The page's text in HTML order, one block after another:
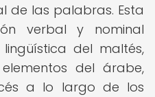
de las palabras. Esta
verbal y nominal
del maltés,
del árabe,
a lo largo de los